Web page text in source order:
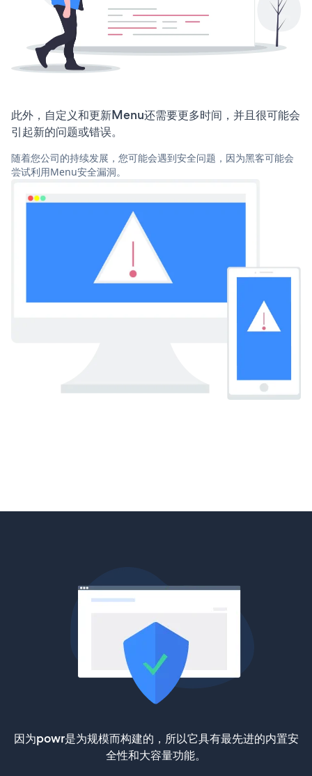
此外，自定义和更新Menu还需要更多时间，并且很可能会
引起新的问题或错误。
随着您公司的持续发展，您可能会遇到安全问题，因为黑客可能会
尝试利用Menu安全漏洞。
因为powr是为规模而构建的，所以它具有最先进的内置安
全性和大容量功能。